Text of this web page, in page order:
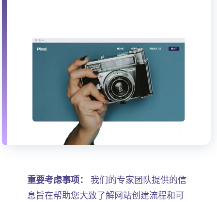
重要考虑事项：
我们的专家团队提供的信
息旨在帮助您大致了解网站创建流程和可